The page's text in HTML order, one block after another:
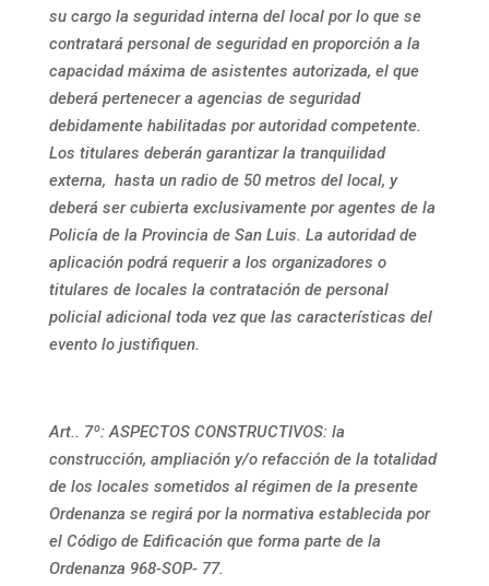
su cargo la seguridad interna del local por lo que se
contratará personal de seguridad en proporción a la
capacidad máxima de asistentes autorizada, el que
deberá pertenecer a agencias de seguridad
debidamente habilitadas por autoridad competente.
Los titulares deberán garantizar la tranquilidad
externa, hasta un radio de 50 metros del local, y
deberá ser cubierta exclusivamente por agentes de la
Policía de la Provincia de San Luis. La autoridad de
aplicación podrá requerir a los organizadores o
titulares de locales la contratación de personal
policial adicional toda vez que las características del
evento lo justifiquen.
Art.. 7º: ASPECTOS CONSTRUCTIVOS: la
construcción, ampliación y/o refacción de la totalidad
de los locales sometidos al régimen de la presente
Ordenanza se regirá por la normativa establecida por
el Código de Edificación que forma parte de la
Ordenanza 968-SOP- 77.